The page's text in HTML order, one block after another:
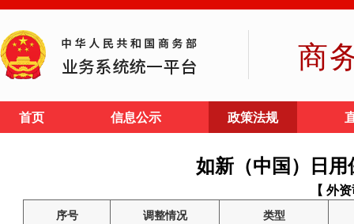
商
首页 信息公示 政策法规
如新（中国）日
【 外
序号 调整情况
类型